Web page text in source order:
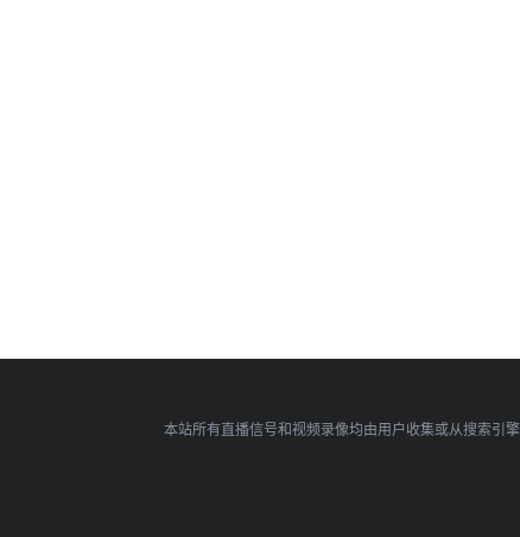
本站所有直播信号和视频录像均由用户收集或从搜索引